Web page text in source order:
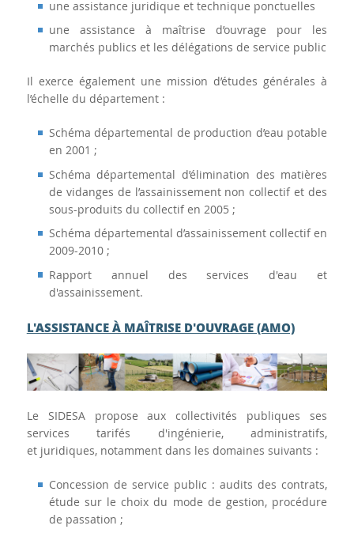
une assistance juridique et technique ponctuelles
une assistance à maîtrise d’ouvrage pour les
marchés publics et les délégations de service public
Il exerce également une mission d’études générales à
l’échelle du département :
Schéma départemental de production d’eau potable
en 2001 ;
Schéma départemental d’élimination des matières
de vidanges de l’assainissement non collectif et des
sous-produits du collectif en 2005 ;
Schéma départemental d’assainissement collectif en
2009-2010 ;
Rapport annuel des services d'eau et
d'assainissement.
L'ASSISTANCE À MAÎTRISE D'OUVRAGE (AMO)
Le SIDESA propose aux collectivités publiques ses
services tarifés d'ingénierie, administratifs,
et juridiques, notamment dans les domaines suivants :
Concession de service public : audits des contrats,
étude sur le choix du mode de gestion, procédure
de passation ;